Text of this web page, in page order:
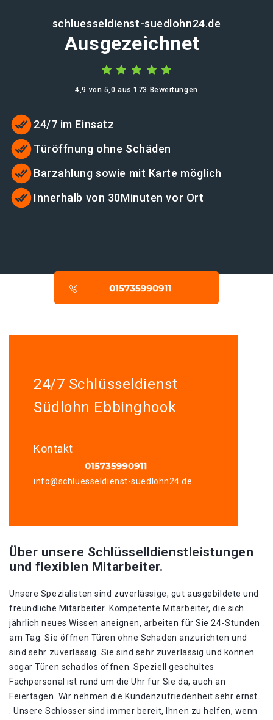
schluesseldienst-suedlohn24.de
Ausgezeichnet
4,9 von 5,0 aus 173 Bewertungen
24/7 im Einsatz
Türöffnung ohne Schäden
Barzahlung sowie mit Karte möglich
Innerhalb von 30Minuten vor Ort
24/7 Schlüsseldienst
Südlohn Ebbinghook
Kontakt
info@schluesseldienst-suedlohn24.de
Über unsere Schlüsselldienstleistungen
und flexiblen Mitarbeiter.
Unsere Spezialisten sind zuverlässige, gut ausgebildete und
freundliche Mitarbeiter. Kompetente Mitarbeiter, die sich
jährlich neues Wissen aneignen, arbeiten für Sie 24-Stunden
am Tag. Sie öffnen Türen ohne Schaden anzurichten und
sind sehr zuverlässig. Sie sind sehr zuverlässig und können
sogar Türen schadlos öffnen. Speziell geschultes
Fachpersonal ist rund um die Uhr für Sie da, auch an
Feiertagen. Wir nehmen die Kundenzufriedenheit sehr ernst.
. Unsere Schlosser sind immer bereit, Ihnen zu helfen, wenn